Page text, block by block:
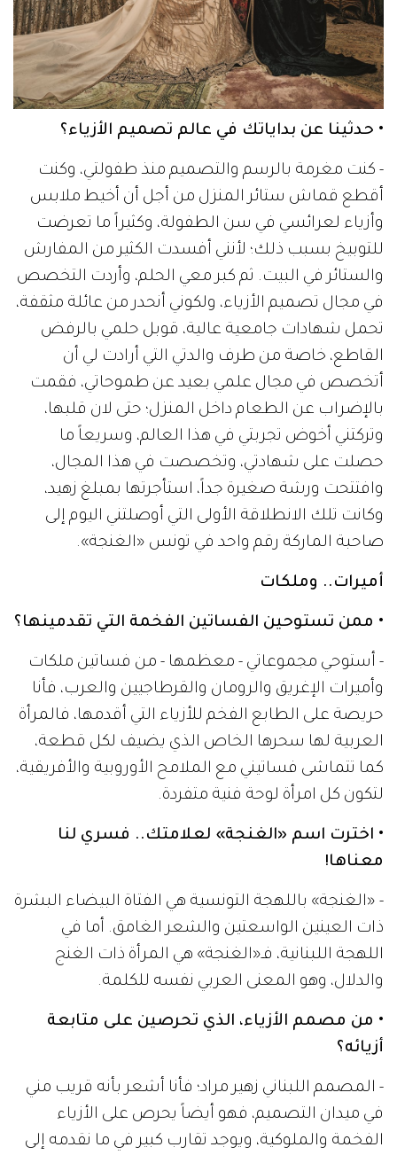
• حدثينا عن بداياتك في عالم تصميم الأزياء؟
- كنت مغرمة بالرسم والتصميم منذ طفولتي، وكنت
أقطع قماش ستائر المنزل من أجل أن أخيط ملابس
وأزياء لعرائسي في سن الطفولة، وكثيراً ما تعرضت
للتوبيخ بسبب ذلك؛ لأنني أفسدت الكثير من المفارش
والستائر في البيت. ثم كبر معي الحلم، وأردت التخصص
في مجال تصميم الأزياء، ولكوني أنحدر من عائلة مثقفة،
تحمل شهادات جامعية عالية، قوبل حلمي بالرفض
القاطع، خاصة من طرف والدتي التي أرادت لي أن
أتخصص في مجال علمي بعيد عن طموحاتي، فقمت
بالإضراب عن الطعام داخل المنزل؛ حتى لان قلبها،
وتركتني أخوض تجربتي في هذا العالم، وسريعاً ما
حصلت على شهادتي، وتخصصت في هذا المجال،
وافتتحت ورشة صغيرة جداً، استأجرتها بمبلغ زهيد،
وكانت تلك الانطلاقة الأولى التي أوصلتني اليوم إلى
صاحبة الماركة رقم واحد في تونس «الغنجة».
أميرات.. وملكات
• ممن تستوحين الفساتين الفخمة التي تقدمينها؟
- أستوحي مجموعاتي - معظمها - من فساتين ملكات
وأميرات الإغريق والرومان والقرطاجيين والعرب، فأنا
حريصة على الطابع الفخم للأزياء التي أقدمها، فالمرأة
العربية لها سحرها الخاص الذي يضيف لكل قطعة،
كما تتماشى فساتيني مع الملامح الأوروبية والأفريقية،
لتكون كل امرأة لوحة فنية متفردة.
• اخترت اسم «الغنجة» لعلامتك.. فسري لنا
معناها!
- «الغنجة» باللهجة التونسية هي الفتاة البيضاء البشرة
ذات العينين الواسعتين والشعر الغامق. أما في
اللهجة اللبنانية، فـ«الغنجة» هي المرأة ذات الغنج
والدلال، وهو المعنى العربي نفسه للكلمة.
• من مصمم الأزياء، الذي تحرصين على متابعة
أزيائه؟
- المصمم اللبناني زهير مراد؛ فأنا أشعر بأنه قريب مني
في ميدان التصميم، فهو أيضاً يحرص على الأزياء
الفخمة والملوكية، ويوجد تقارب كبير في ما نقدمه إلى